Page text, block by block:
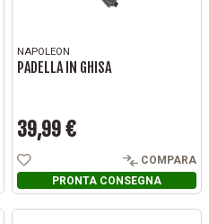
NAPOLEON
PADELLA IN GHISA
Prezzo
39,99 €
COMPARA
PRONTA CONSEGNA